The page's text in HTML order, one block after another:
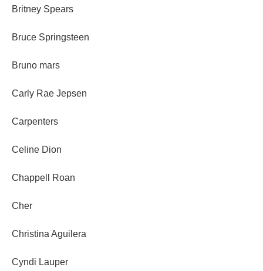
Britney Spears
Bruce Springsteen
Bruno mars
Carly Rae Jepsen
Carpenters
Celine Dion
Chappell Roan
Cher
Christina Aguilera
Cyndi Lauper